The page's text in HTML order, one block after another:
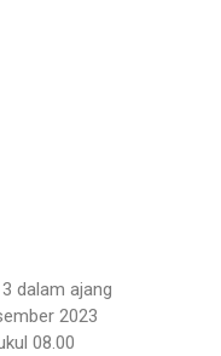
dalam ajang
2023
08.00